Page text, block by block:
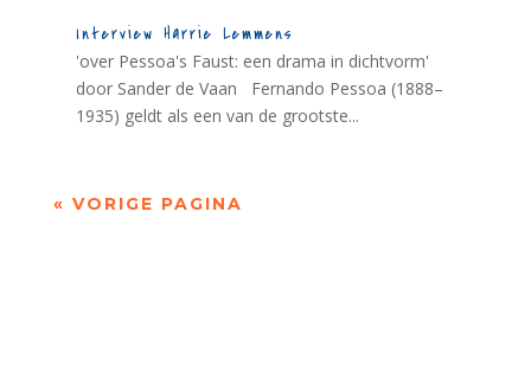
Interview Harrie Lemmens
'over Pessoa's Faust: een drama in dichtvorm'
door Sander de Vaan Fernando Pessoa (1888–
1935) geldt als een van de grootste...
« VORIGE PAGINA